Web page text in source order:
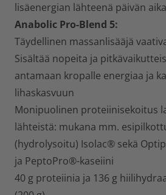
lisäenergian lähteenä päivän
Anabolic Pro-Blend 5:
Täydellinen massanlisääjä
Sisältää nopeita ja
antamaan kropalle energiaa ja
lihaskasvuun
Monipuolinen proteiinisekoitus
lähteistä: mukana mm.
(hydrolysoitu) Isolac® sekä
ja PeptoPro®-kaseiini
40 g proteiinia ja 136 g